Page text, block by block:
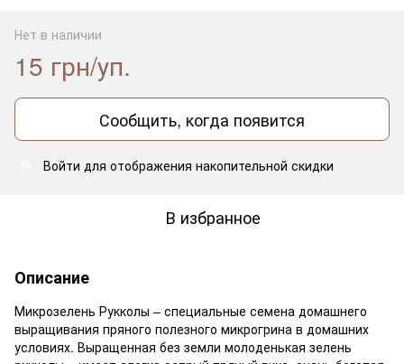
Нет в наличии
15 грн/уп.
Сообщить, когда появится
Войти для отображения накопительной скидки
В избранное
Описание
Микрозелень Рукколы – специальные семена домашнего
выращивания пряного полезного микрогрина в домашних
условиях. Выращенная без земли молоденькая зелень